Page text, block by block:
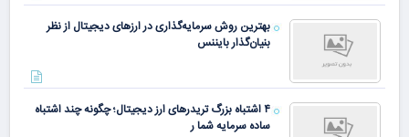
بهترین روش سرمایه‌گذاری در ارزهای دیجیتال از نظر
بنیان‌گذار بایننس
۴ اشتباه بزرگ تریدرهای ارز دیجیتال؛ چگونه چند اشتباه
ساده سرمایه شما ر